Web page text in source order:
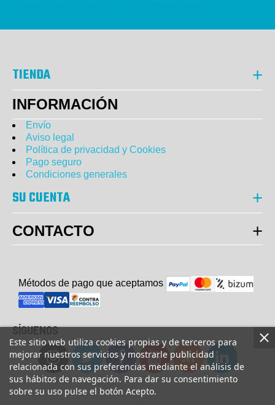
Este sitio web utiliza cookies propias y de terceros para
mejorar nuestros servicios y mostrarle publicidad
relacionada con sus preferencias mediante el análisis de
sus hábitos de navegación. Para dar su consentimiento
sobre su uso pulse el botón Acepto.
TIENDA
INFORMACIÓN
Envío
Aviso legal
Política de privacidad y Cookies
Pago seguro
Condiciones generales
SU CUENTA
CONTACTO
Métodos de pago que aceptamos
SÍGUENOS